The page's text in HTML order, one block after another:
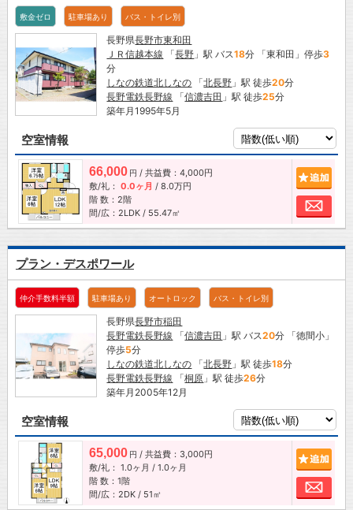
敷金ゼロ 駐車場あり バス・トイレ別
長野県長野市東和田
ＪＲ信越本線 「長野 」駅 バス18分 「東和田」停歩3
分
しなの鉄道北しなの 「北長野 」駅 徒歩20分
長野電鉄長野線 「信濃吉田 」駅 徒歩25分
築年月1995年5月
空室情報
66,000 円 / 共益費：4,000円
敷/礼： 0.0ヶ月 / 8.0万円
階 数：2階
間/広：2LDK / 55.47㎡
お
プラン・デスポワール
仲介手数料半額 駐車場あり オートロック バス・トイレ別
長野県長野市稲田
長野電鉄長野線 「信濃吉田 」駅 バス20分 「徳間小」
停歩5分
しなの鉄道北しなの 「北長野 」駅 徒歩18分
長野電鉄長野線 「桐原 」駅 徒歩26分
築年月2005年12月
空室情報
65,000 円 / 共益費：3,000円
敷/礼： 1.0ヶ月 / 1.0ヶ月
階 数：1階
間/広：2DK / 51㎡
お